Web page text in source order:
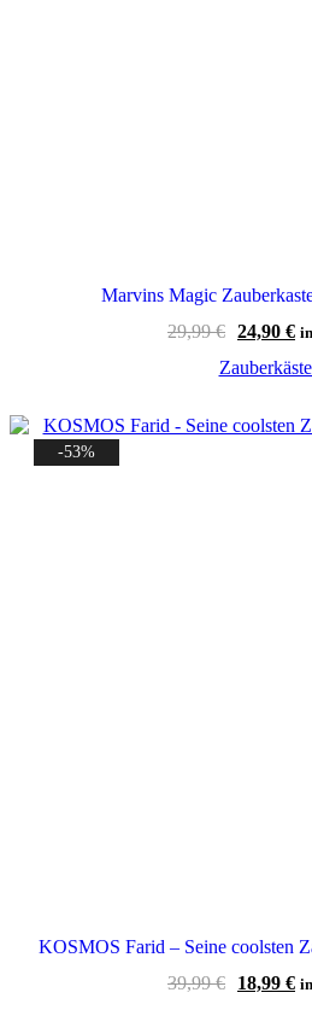
Marvins Magic
29,99€
war:
24,90 €
-53%
KOSMOS Farid – Seine coolsten
39,99€ 18,99 €